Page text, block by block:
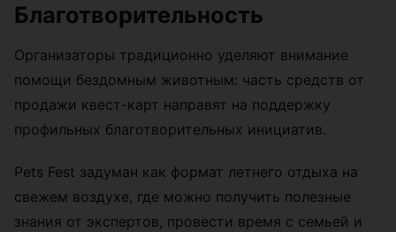
Благотворительность
Организаторы традиционно уделяют внимание
помощи бездомным животным: часть средств от
продажи квест-карт направят на поддержку
профильных благотворительных инициатив.
Pets Fest задуман как формат летнего отдыха на
свежем воздухе, где можно получить полезные
знания от экспертов, провести время с семьей и